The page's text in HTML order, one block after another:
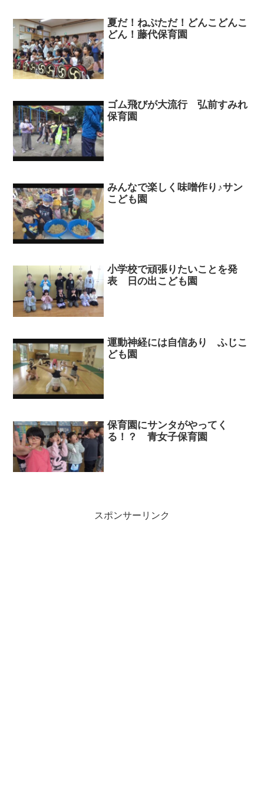
夏だ！ねぷただ！どんこどんこ
どん！藤代保育園
ゴム飛びが大流行 弘前すみれ
保育園
みんなで楽しく味噌作り♪サン
こども園
小学校で頑張りたいことを発
表 日の出こども園
運動神経には自信あり ふじこ
ども園
保育園にサンタがやってく
る！？ 青女子保育園
スポンサーリンク